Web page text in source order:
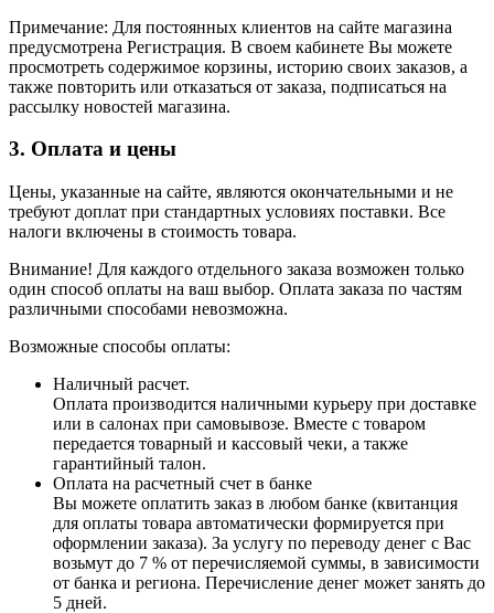
Примечание: Для постоянных клиентов на сайте магазина
предусмотрена Регистрация. В своем кабинете Вы можете
просмотреть содержимое корзины, историю своих заказов, а
также повторить или отказаться от заказа, подписаться на
рассылку новостей магазина.
3. Оплата и цены
Цены, указанные на сайте, являются окончательными и не
требуют доплат при стандартных условиях поставки. Все
налоги включены в стоимость товара.
Внимание! Для каждого отдельного заказа возможен только
один способ оплаты на ваш выбор. Оплата заказа по частям
различными способами невозможна.
Возможные способы оплаты:
Наличный расчет.
Оплата производится наличными курьеру при доставке
или в салонах при самовывозе. Вместе с товаром
передается товарный и кассовый чеки, а также
гарантийный талон.
Оплата на расчетный счет в банке
Вы можете оплатить заказ в любом банке (квитанция
для оплаты товара автоматически формируется при
оформлении заказа). За услугу по переводу денег с Вас
возьмут до 7 % от перечисляемой суммы, в зависимости
от банка и региона. Перечисление денег может занять до
5 дней.